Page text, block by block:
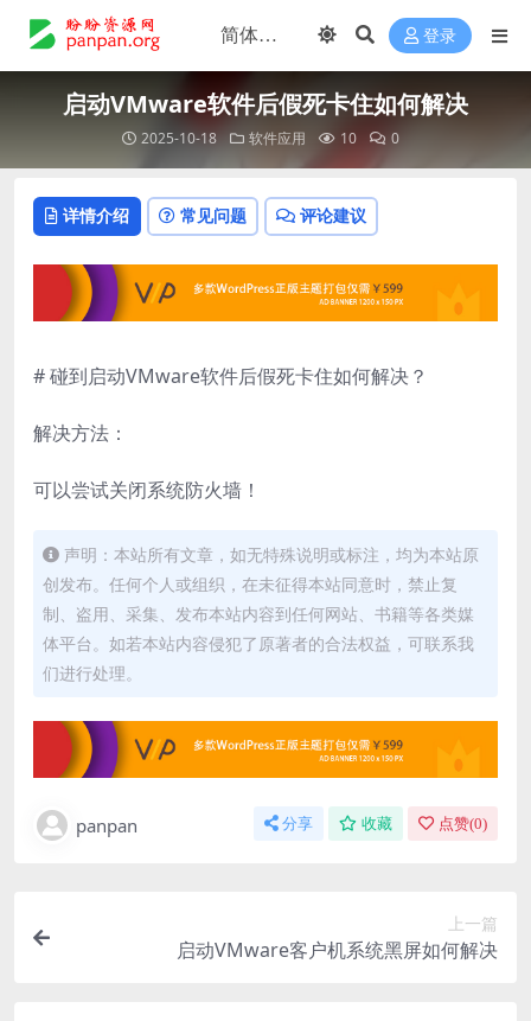
登录
启动VMware软件后假死卡住如何解决
2025-10-18 软件应用 10 0
详情介绍 常见问题 评论建议
# 碰到启动VMware软件后假死卡住如何解决？
解决方法：
可以尝试关闭系统防火墙！
声明：本站所有文章，如无特殊说明或标注，均为本站原
创发布。任何个人或组织，在未征得本站同意时，禁止复
制、盗用、采集、发布本站内容到任何网站、书籍等各类媒
体平台。如若本站内容侵犯了原著者的合法权益，可联系我
们进行处理。
panpan 分享 收藏 点赞(0)
上一篇
启动VMware客户机系统黑屏如何解决